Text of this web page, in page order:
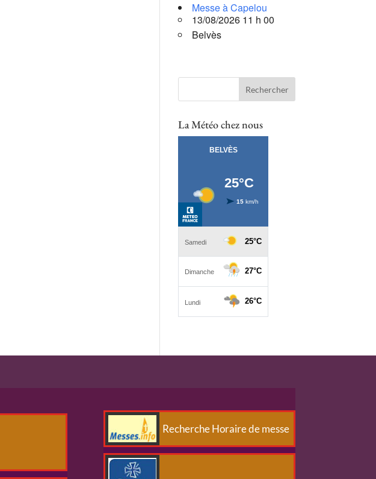
Messe à Capelou
13/08/2026 11 h 00
Belvès
La Météo chez nous
Recherche Horaire de messe